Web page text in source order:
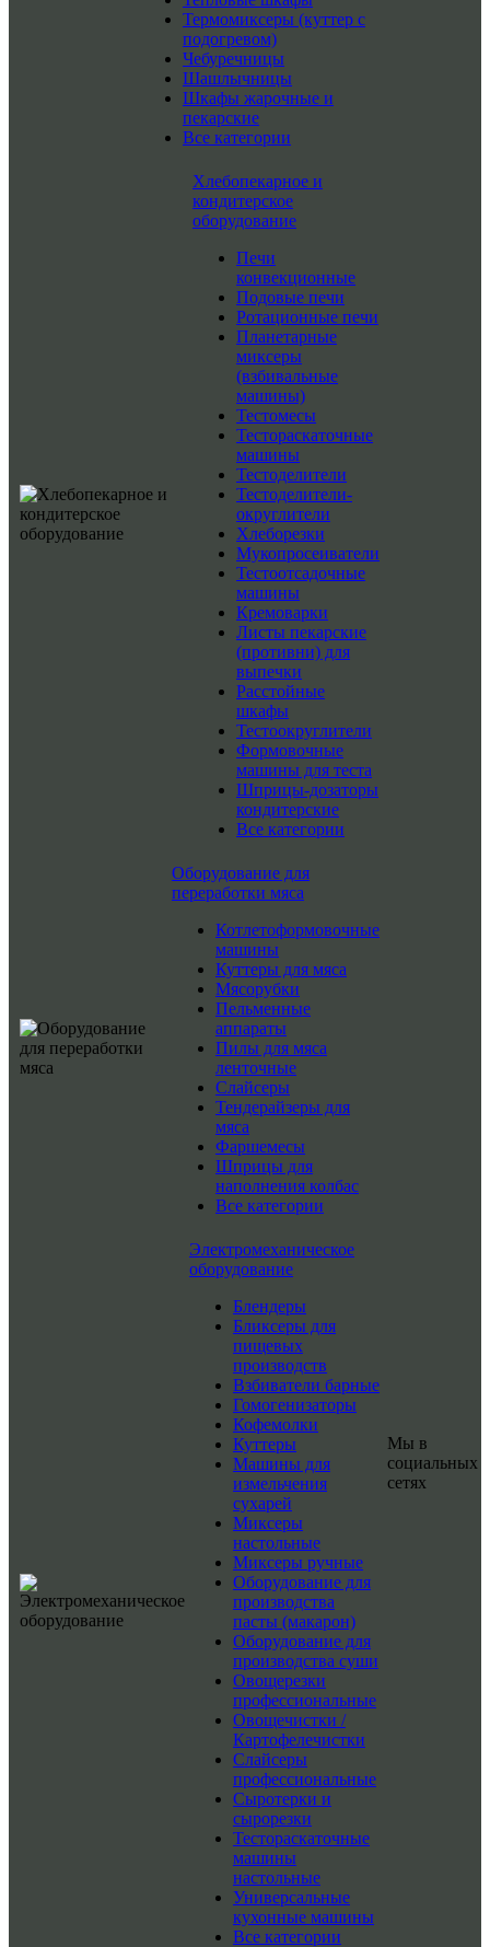
Термомиксеры (куттер с
подогревом)
Чебуречницы
Шашлычницы
Шкафы жарочные и
пекарские
Все категории
Хлебопекарное и
кондитерское
оборудование
Печи
конвекционные
Подовые печи
Ротационные печи
Планетарные
миксеры
(взбивальные
машины)
Тестомесы
Тестораскаточные
машины
Тестоделители
Тестоделители-
округлители
Хлеборезки
Мукопросеиватели
Тестоотсадочные
машины
Кремоварки
Листы пекарские
(противни) для
выпечки
Расстойные
шкафы
Тестоокруглители
Формовочные
машины для теста
Шприцы-дозаторы
кондитерские
Все категории
Оборудование для
переработки мяса
Котлетоформовочные
машины
Куттеры для мяса
Мясорубки
Пельменные
аппараты
Пилы для мяса
ленточные
Слайсеры
Тендерайзеры для
мяса
Фаршемесы
Шприцы для
наполнения колбас
Все категории
Электромеханическое
оборудование
Блендеры
Бликсеры для
пищевых
производств
Взбиватели барные
Гомогенизаторы
Кофемолки
Куттеры
Машины для
измельчения
сухарей
Миксеры
настольные
Миксеры ручные
Оборудование для
производства
пасты (макарон)
Оборудование для
производства суши
Овощерезки
профессиональные
Овощечистки /
Картофелечистки
Слайсеры
профессиональные
Сыротерки и
сырорезки
Тестораскаточные
машины
настольные
Универсальные
кухонные машины
Все категории
Мы в
социальных
сетях